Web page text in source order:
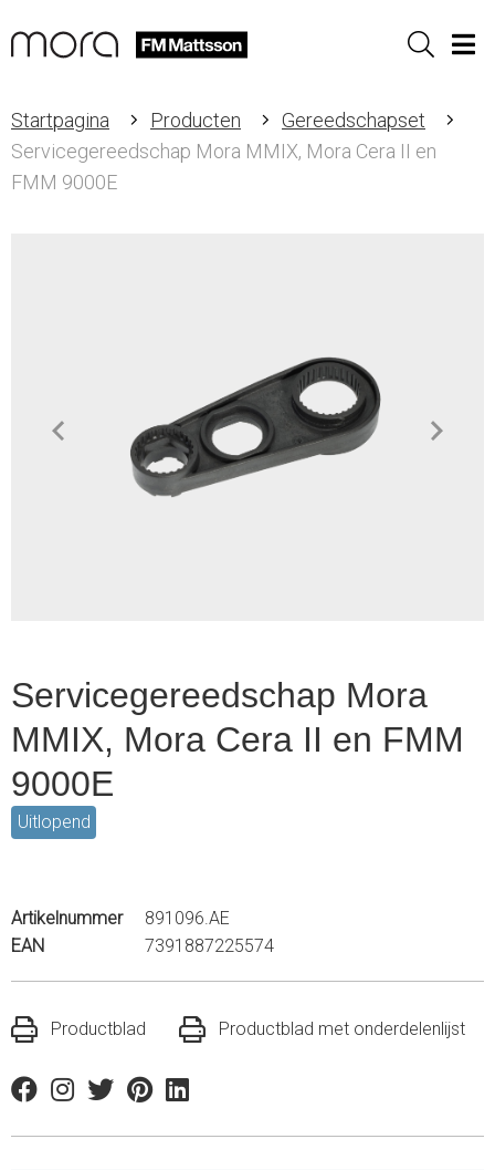
Sök
Startpagina Producten
Gereedschapset
Servicegereedschap Mora MMIX, Mora Cera II en
FMM 9000E
Servicegereedschap Mora
MMIX, Mora Cera II en FMM
9000E
Uitlopend
Artikelnummer
891096.AE
EAN
7391887225574
Productblad Productblad met onderdelenlijst
FacebookInstagram
TwitterPinterestLinkedin